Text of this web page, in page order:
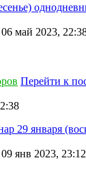
06 май 2023,
Перейти к
29 января
09 янв 2023,